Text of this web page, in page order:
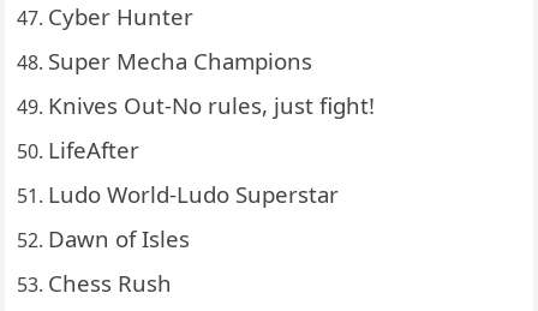
Cyber Hunter
Super Mecha Champions
Knives Out-No rules, just fight!
LifeAfter
Ludo World-Ludo Superstar
Dawn of Isles
Chess Rush